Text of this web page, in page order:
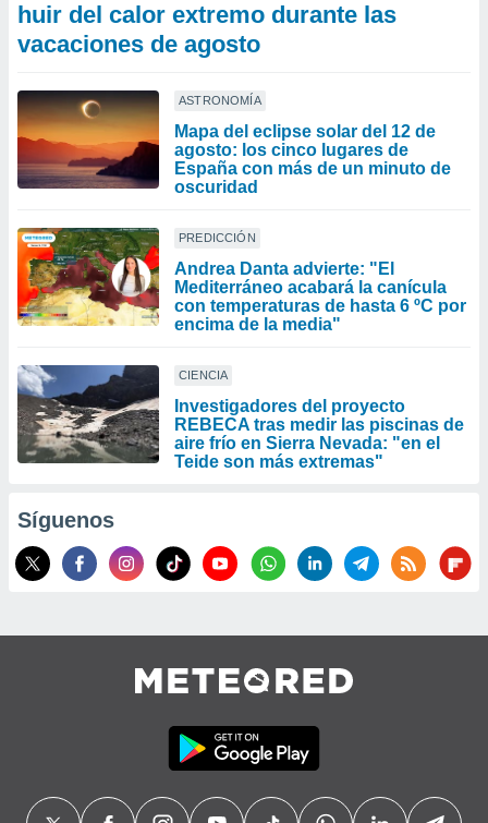
huir del calor extremo durante las
vacaciones de agosto
ASTRONOMÍA
Mapa del eclipse solar del 12 de
agosto: los cinco lugares de
España con más de un minuto de
oscuridad
PREDICCIÓN
Andrea Danta advierte: "El
Mediterráneo acabará la canícula
con temperaturas de hasta 6 ºC por
encima de la media"
CIENCIA
Investigadores del proyecto
REBECA tras medir las piscinas de
aire frío en Sierra Nevada: "en el
Teide son más extremas"
Síguenos